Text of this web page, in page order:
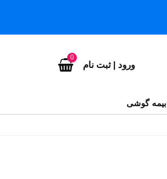
ورود | ثبت نام
0
بیمه گوشی